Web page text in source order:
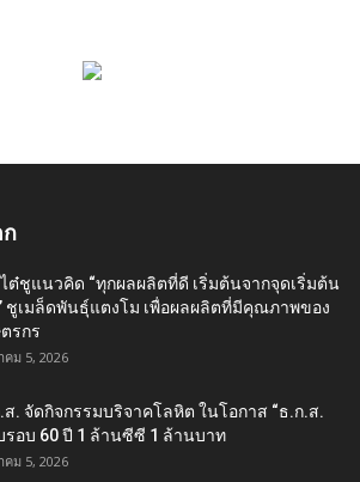
ไต๋ชูแนวคิด “ทุกผลผลิตที่ดี เริ่มต้นจากจุดเริ่มต้น
ชูเมล็ดพันธุ์แตงโม เพื่อผลผลิตที่มีคุณภาพของ
รกร
คม 5, 2026
ส. จัดกิจกรรมบริจาคโลหิต ในโอกาส “ธ.ก.ส.
รอบ 60 ปี 1 ล้านซีซี 1 ล้านบาท
คม 5, 2026